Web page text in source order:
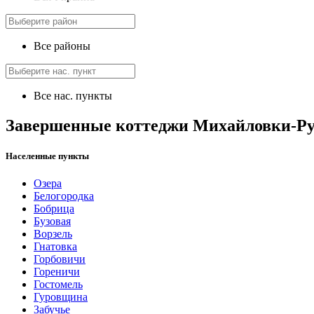
Все районы
Все нас. пункты
Завершенные коттеджи Михайловки-
Населенные пункты
Озера
Белогородка
Бобрица
Бузовая
Ворзель
Гнатовка
Горбовичи
Гореничи
Гостомель
Гуровщина
Забучье